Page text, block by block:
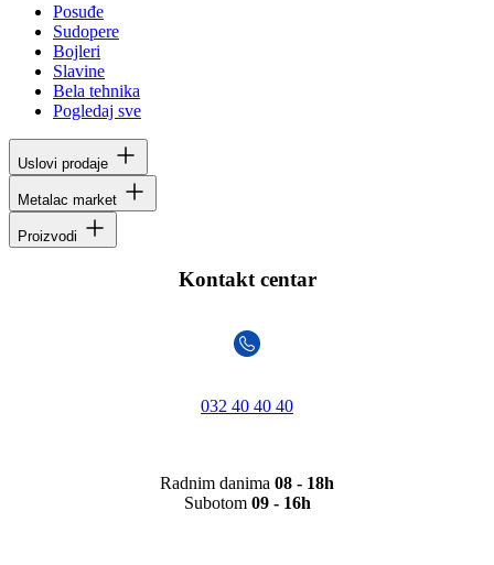
Posuđe
Sudopere
Bojleri
Slavine
Bela tehnika
Pogledaj sve
Uslovi prodaje
Metalac market
Proizvodi
Kontakt centar
032 40 40 40
Radnim danima 08 - 18h
Subotom 09 - 16h